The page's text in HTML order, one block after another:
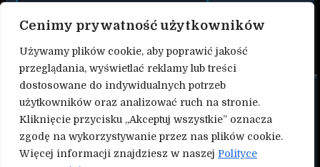
Cenimy prywatność użytkowników
Używamy plików cookie, aby poprawić jakość
przeglądania, wyświetlać reklamy lub treści
dostosowane do indywidualnych potrzeb
użytkowników oraz analizować ruch na stronie.
Kliknięcie przycisku „Akceptuj wszystkie” oznacza
zgodę na wykorzystywanie przez nas plików cookie.
Więcej informacji znajdziesz w naszej Polityce
Kontakt
Polityka prywatności